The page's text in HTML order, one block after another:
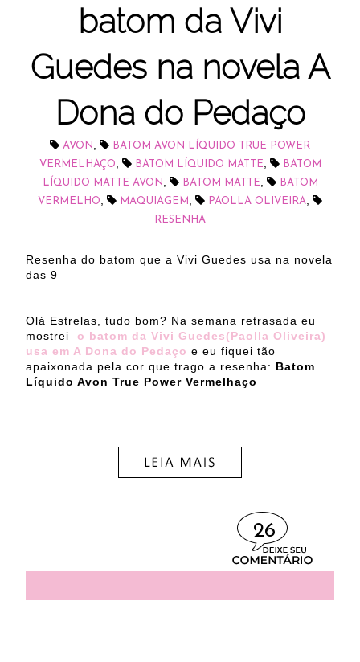
batom da Vivi
Guedes na novela A
Dona do Pedaço
AVON
BATOM AVON LÍQUIDO TRUE POWER
VERMELHAÇO
BATOM LÍQUIDO MATTE
BATOM
LÍQUIDO MATTE AVON
BATOM MATTE
BATOM
VERMELHO
MAQUIAGEM PAOLLA OLIVEIRA
RESENHA
Resenha do batom que a Vivi Guedes usa na novela
das 9
Olá Estrelas, tudo bom? Na semana retrasada eu
mostrei o batom da Vivi Guedes(Paolla Oliveira)
usa em A Dona do Pedaço e eu fiquei tão
apaixonada pela cor que trago a resenha: Batom
Líquido Avon True Power Vermelhaço
26